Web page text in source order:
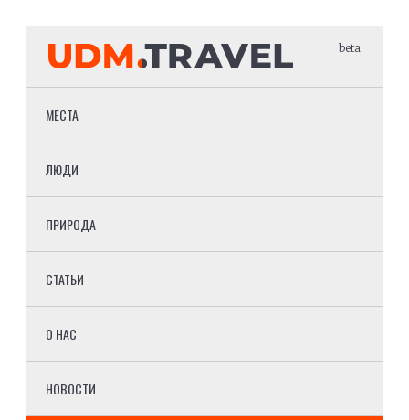
beta
МЕСТА
ЛЮДИ
ПРИРОДА
СТАТЬИ
О НАС
НОВОСТИ